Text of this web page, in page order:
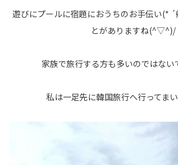
遊びにプールに宿題におうちのお手伝い(*
とがありますね(^▽^)/
家族で旅行する方も多いのではない
私は一足先に韓国旅行へ行ってま